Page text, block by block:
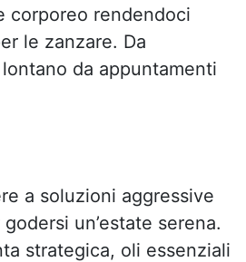
corporeo rendendoci
le zanzare. Da
da appuntamenti
a soluzioni aggressive
un’estate serena.
strategica, oli essenziali